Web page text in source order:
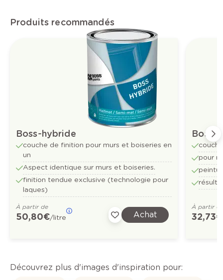
Produits recommandés
Boss-hybride
couche de finition pour murs et boiseries en
un
Aspect identique sur murs et boiseries.
finition tendue exclusive (technologie pour
laques)
À partir de
50,80 €/litre Achat
pour
À partir
32,73 €
Découvrez plus d'images d'inspiration pour: